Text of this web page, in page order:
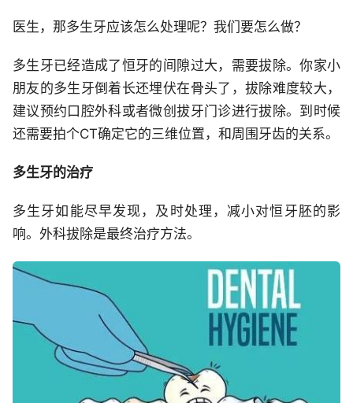
医生，那多生牙应该怎么处理呢？我们要怎么做？
多生牙已经造成了恒牙的间隙过大，需要拔除。你家小
朋友的多生牙倒着长还埋伏在骨头了，拔除难度较大，
建议预约口腔外科或者微创拔牙门诊进行拔除。到时候
还需要拍个CT确定它的三维位置，和周围牙齿的关系。
多生牙的治疗
多生牙如能尽早发现，及时处理，减小对恒牙胚的影
响。外科拔除是最终治疗方法。